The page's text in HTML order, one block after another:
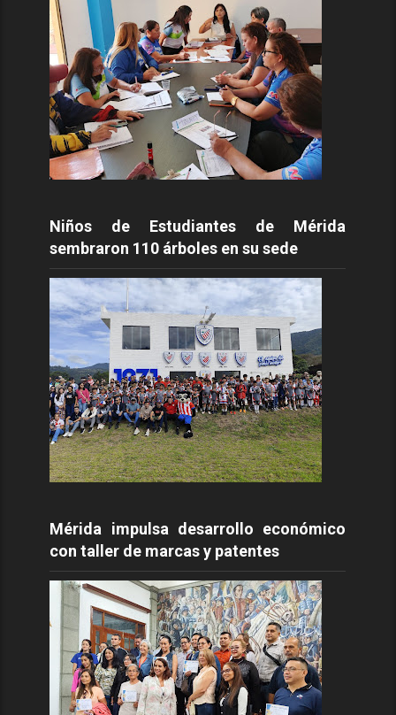
Niños de Estudiantes de Mérida
sembraron 110 árboles en su sede
Mérida impulsa desarrollo económico
con taller de marcas y patentes